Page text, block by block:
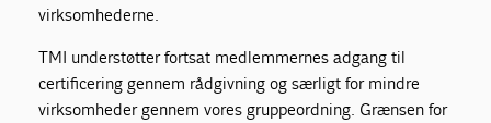
virksomhederne.
TMI understøtter fortsat medlemmernes adgang til
certificering gennem rådgivning og særligt for mindre
virksomheder gennem vores gruppeordning. Grænsen for